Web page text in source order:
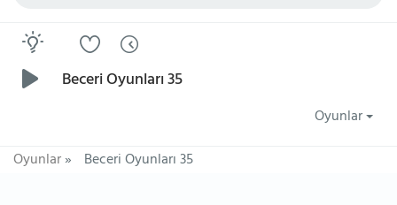
Beceri Oyunları 35
Oyunlar
Oyunlar» Beceri Oyunları 35